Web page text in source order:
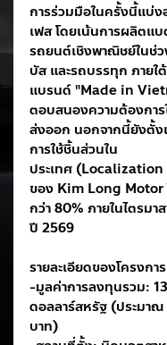
การร่วมมือในครั้งนี้แบ่ง
เฟส โดยเน้นการผลิตแ
รถยนต์เชิงพาณิชย์ในช่ว
บัส และรถบรรทุก ภายใต้
แบรนด์ "Made in
ตอบสนองความต้องการ
ส่งออก นอกจากนี้ยังตั้ง
การใช้ชิ้นส่วนใน
ประเทศ
ของ Kim Long Motor
กว่า 80% ภายในไตรมา
ปี 2569
รายละเอียดของโครงกา
-มูลค่าการลงทุนรวม:
ดอลลาร์สหรัฐ (ประมาณ
บาท)